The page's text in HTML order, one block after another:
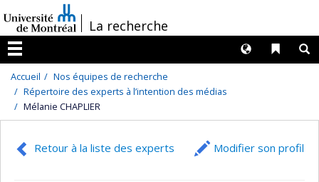
au
contenu
/La recherche
Menu
Liens
Langues
Accueil
Nos équipes de recherche
Répertoire des experts à l’intention des médias
Mélanie CHAPLIER
Retour à la liste des experts Modifier son profil